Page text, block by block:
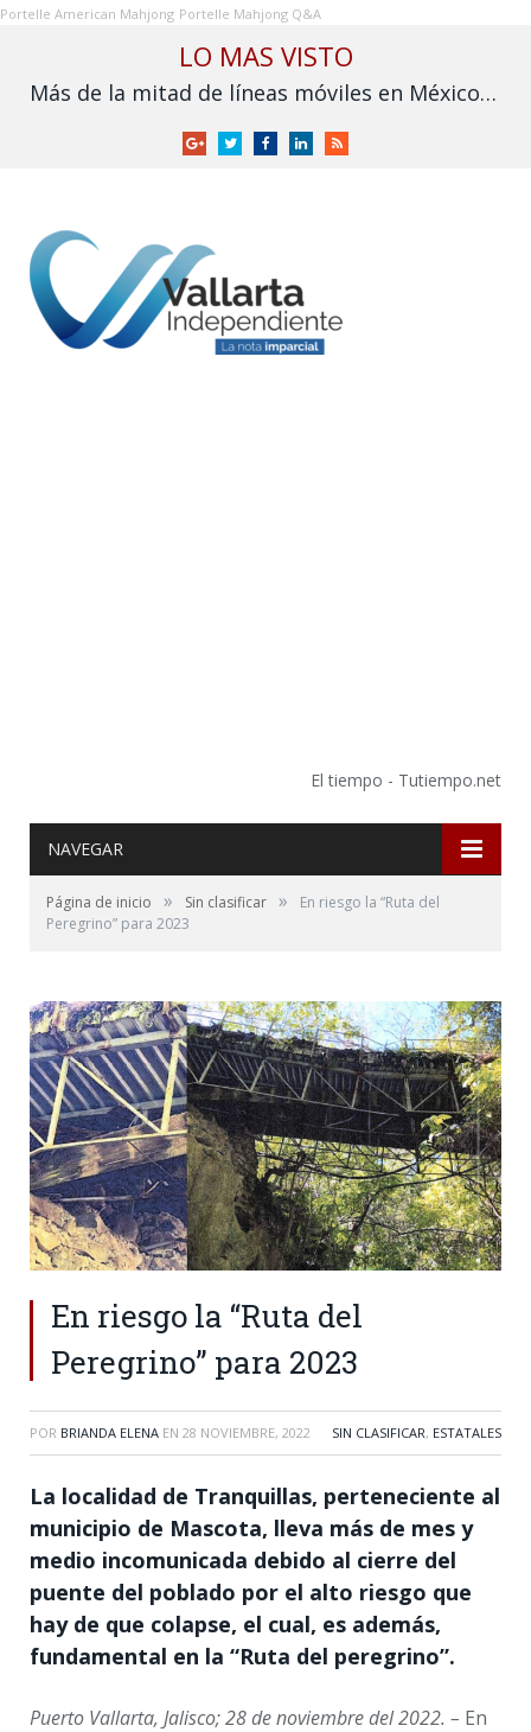
Portelle American Mahjong Portelle Mahjong Q&A
LO MAS VISTO
Más de la mitad de líneas móviles en México aún no se vinculan a la CURP
GoogleTwitterFacebookLinkedInRSS
El tiempo - Tutiempo.net
NAVEGAR
Página de inicio » Sin clasificar »
En riesgo la “Ruta del
Peregrino” para 2023
En riesgo la “Ruta del
Peregrino” para 2023
POR BRIANDA ELENA EN 28 NOVIEMBRE, 2022 SIN CLASIFICAR, ESTATALES
La localidad de Tranquillas, perteneciente al
municipio de Mascota, lleva más de mes y
medio incomunicada debido al cierre del
puente del poblado por el alto riesgo que
hay de que colapse, el cual, es además,
fundamental en la “Ruta del peregrino”.
Puerto Vallarta, Jalisco; 28 de noviembre del 2022. – En